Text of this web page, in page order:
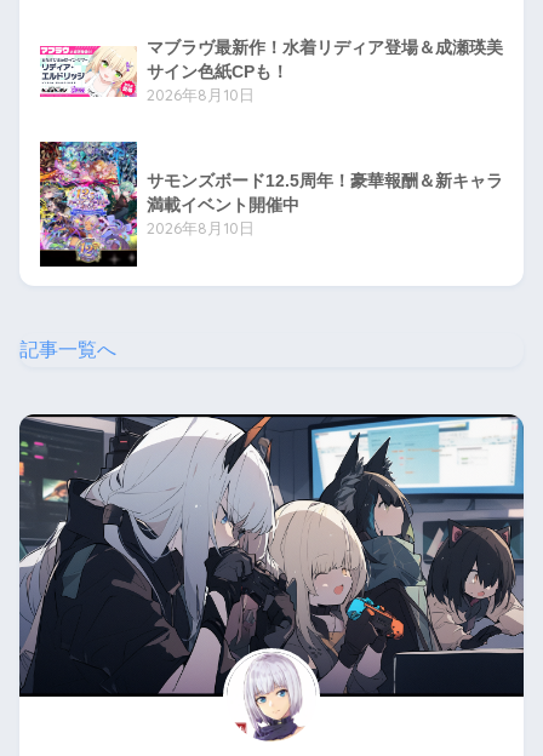
マブラヴ最新作！水着リディア登場＆成瀬瑛美
サイン色紙CPも！
2026年8月10日
サモンズボード12.5周年！豪華報酬＆新キャラ
満載イベント開催中
2026年8月10日
記事一覧へ